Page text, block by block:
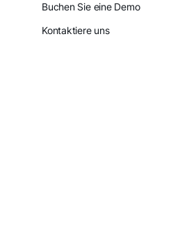
Buchen Sie eine Demo
Kontaktiere uns